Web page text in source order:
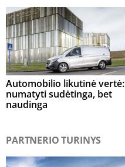
Automobilio likutinė vertė:
numatyti sudėtinga, bet
naudinga
PARTNERIO TURINYS